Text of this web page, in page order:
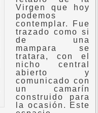
Virgen que hoy
podemos
contemplar. Fue
trazado como si
de una
mampara se
tratara, con el
nicho central
abierto y
comunicado con
un camarín
construido para
la ocasión. Este